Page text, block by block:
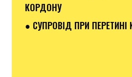
КОРДОНУ
● СУПРОВІД ПРИ